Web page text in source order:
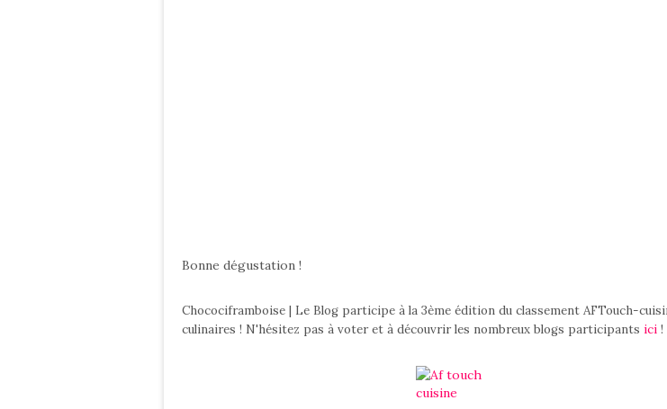
Bonne dégustation !
Chocociframboise | Le Blog participe à la 3ème édition du classement AFTouch-
culinaires ! N'hésitez pas à voter et à découvrir les nombreux blogs participants ici !